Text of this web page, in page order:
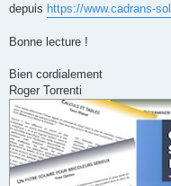
depuis https://www.cadrans-
Bonne lecture !
Bien cordialement
Roger Torrenti